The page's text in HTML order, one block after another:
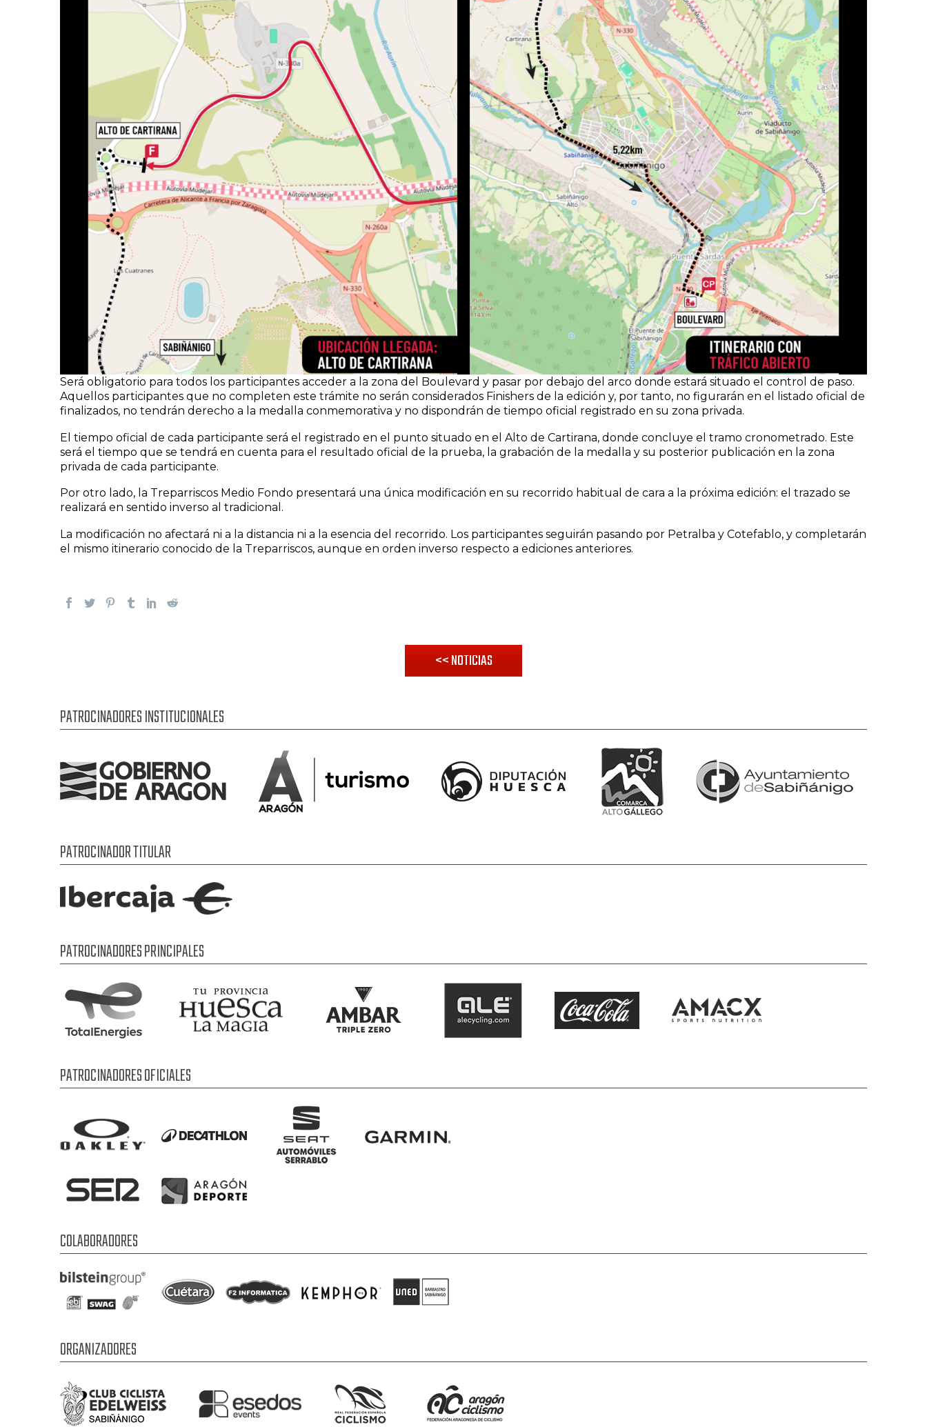
Será obligatorio para todos los participantes acceder a la zona del Boulevard y pasar por debajo del arco donde estará situado el control de paso.
Aquellos participantes que no completen este trámite no serán considerados Finishers de la edición y, por tanto, no figurarán en el listado oficial de
finalizados, no tendrán derecho a la medalla conmemorativa y no dispondrán de tiempo oficial registrado en su zona privada.
El tiempo oficial de cada participante será el registrado en el punto situado en el Alto de Cartirana, donde concluye el tramo cronometrado. Este
será el tiempo que se tendrá en cuenta para el resultado oficial de la prueba, la grabación de la medalla y su posterior publicación en la zona
privada de cada participante.
Por otro lado, la Treparriscos Medio Fondo presentará una única modificación en su recorrido habitual de cara a la próxima edición: el trazado se
realizará en sentido inverso al tradicional.
La modificación no afectará ni a la distancia ni a la esencia del recorrido. Los participantes seguirán pasando por Petralba y Cotefablo, y completarán
el mismo itinerario conocido de la Treparriscos, aunque en orden inverso respecto a ediciones anteriores.
<< NOTICIAS
PATROCINADORES INSTITUCIONALES
PATROCINADOR TITULAR
PATROCINADORES PRINCIPALES
PATROCINADORES OFICIALES
COLABORADORES
ORGANIZADORES